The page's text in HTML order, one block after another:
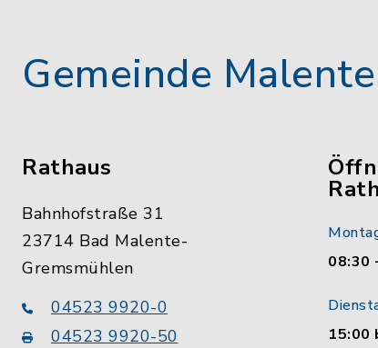
Gemeinde Malente
Rathaus
Bahnhofstraße 31
23714 Bad Malente-
Gremsmühlen
04523 9920-0
04523 9920-50
08:30
15:00